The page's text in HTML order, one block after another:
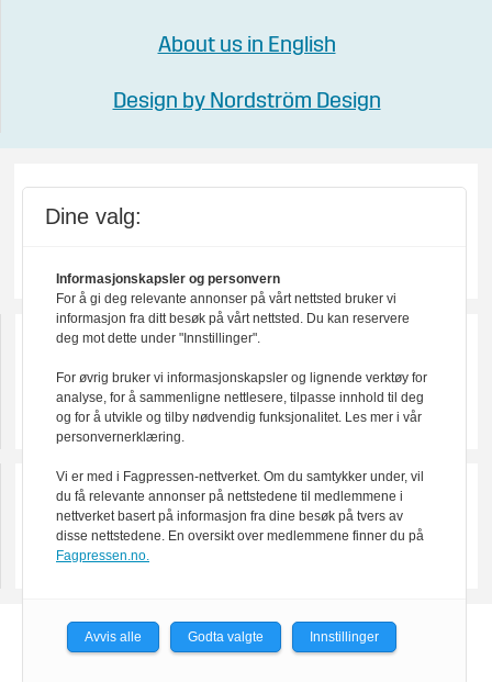
About us in English
Design by Nordström Design
Powered by Labrador CMS
Dine valg:
Informasjonskapsler og personvern
For å gi deg relevante annonser på vårt nettsted bruker vi
informasjon fra ditt besøk på vårt nettsted. Du kan reservere
deg mot dette under "Innstillinger".
For øvrig bruker vi informasjonskapsler og lignende verktøy for
analyse, for å sammenligne nettlesere, tilpasse innhold til deg
og for å utvikle og tilby nødvendig funksjonalitet. Les mer i vår
personvernerklæring.
Vi er med i Fagpressen-nettverket. Om du samtykker under, vil
du få relevante annonser på nettstedene til medlemmene i
nettverket basert på informasjon fra dine besøk på tvers av
disse nettstedene. En oversikt over medlemmene finner du på
Fagpressen.no.
Avvis alle Godta valgte Innstillinger